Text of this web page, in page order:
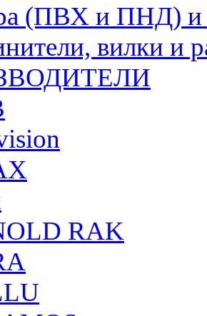
(ПВХ и ПНД) и
вилки и
RAK